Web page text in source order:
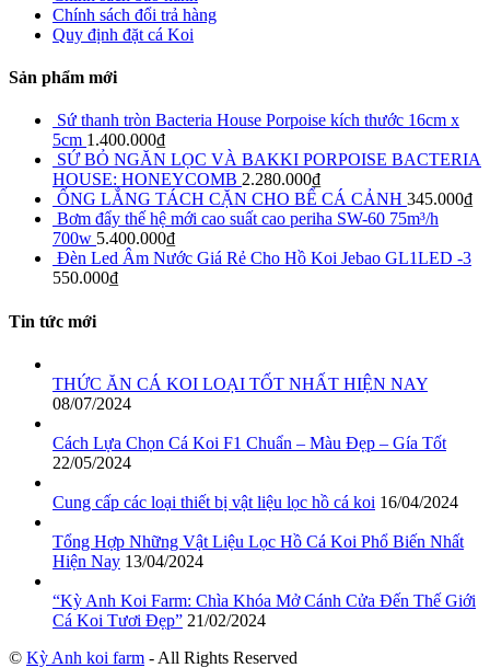
Chính sách đổi trả hàng
Quy định đặt cá Koi
Sản phẩm mới
Sứ thanh tròn Bacteria House Porpoise kích thước 16cm x
5cm 1.400.000₫
SỨ BỎ NGĂN LỌC VÀ BAKKI PORPOISE BACTERIA
HOUSE: HONEYCOMB 2.280.000₫
ỐNG LẮNG TÁCH CẶN CHO BỂ CÁ CẢNH 345.000₫
Bơm đẩy thế hệ mới cao suất cao periha SW-60 75m³/h
700w 5.400.000₫
Đèn Led Âm Nước Giá Rẻ Cho Hồ Koi Jebao GL1LED -3
550.000₫
Tin tức mới
THỨC ĂN CÁ KOI LOẠI TỐT NHẤT HIỆN NAY
08/07/2024
Cách Lựa Chọn Cá Koi F1 Chuẩn – Màu Đẹp – Gía Tốt
22/05/2024
Cung cấp các loại thiết bị vật liệu lọc hồ cá koi 16/04/2024
Tổng Hợp Những Vật Liệu Lọc Hồ Cá Koi Phổ Biến Nhất
Hiện Nay 13/04/2024
“Kỳ Anh Koi Farm: Chìa Khóa Mở Cánh Cửa Đến Thế Giới
Cá Koi Tươi Đẹp” 21/02/2024
© Kỳ Anh koi farm - All Rights Reserved